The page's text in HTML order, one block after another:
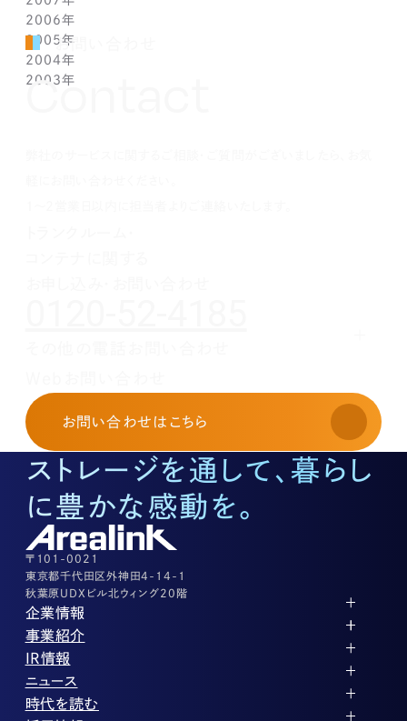
2月(1)
1月(1)
3月(1)
2月(1)
1月(1)
4月(1)
3月(1)
2月(1)
1月(1)
5月(1)
4月(1)
3月(1)
2月(1)
6月(1)
5月(1)
4月(1)
3月(1)
7月(1)
6月(1)
5月(1)
4月(1)
8月(1)
7月(1)
6月(1)
5月(1)
9月(1)
8月(1)
7月(1)
6月(1)
10月(1)
9月(1)
8月(1)
7月(1)
11月(1)
10月(1)
9月(1)
8月(1)
12月(1)
11月(1)
10月(1)
9月(1)
2006年
12月(1)
11月(1)
10月(1)
2005年
12月(1)
11月(1)
2004年
12月(1)
2003年
お問い合わせ
Contact
お申し込み・お問い合わせ
03-3526-8568
土地活用に関するお問い合わせ
03-3526-8574
底地に関するお問い合わせ
03-3526-8572
株式に関するお問い合わせ
03-3526-8556
その他上記に当てはまらない案件等
03-3526-8556
お問い合わせ はこちら
ストレージを通して、暮らし
に豊かな感動を。
〒101-0021
東京都千代田区外神田4-14-1
秋葉原UDXビル北ウィング20階
企業情報
代表メッセージ
企業理念
会社概要
役員紹介
沿革
事業紹介
ストレージ事業
パートナー制度
ストレージライフ
土地権利整備事業
オフィス事業
アセット事業
IR情報
IRカレンダー
中期経営計画
ニュース
PR
時代を読む